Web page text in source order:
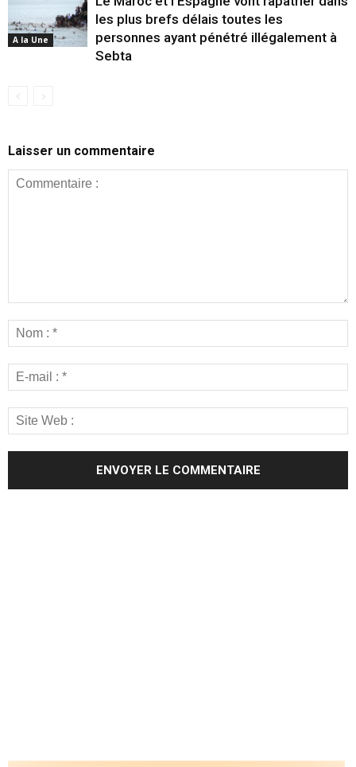
A la Une
les plus brefs délais toutes les
personnes ayant pénétré illégalement à
Sebta
Laisser un commentaire